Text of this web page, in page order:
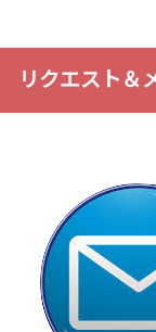
リクエスト＆